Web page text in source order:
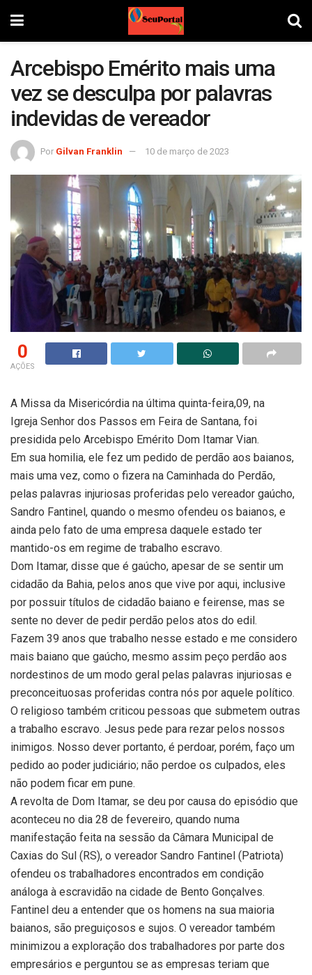
Arcebispo Emérito mais uma
vez se desculpa por palavras
indevidas de vereador
Por Gilvan Franklin 10 de março de 2023
0
AÇÕES
A Missa da Misericórdia na última quinta-feira,09, na
Igreja Senhor dos Passos em Feira de Santana, foi
presidida pelo Arcebispo Emérito Dom Itamar Vian.
Em sua homilia, ele fez um pedido de perdão aos baianos,
mais uma vez, como o fizera na Caminhada do Perdão,
pelas palavras injuriosas proferidas pelo vereador gaúcho,
Sandro Fantinel, quando o mesmo ofendeu os baianos, e
ainda pelo fato de uma empresa daquele estado ter
mantido-os em regime de trabalho escravo.
Dom Itamar, disse que é gaúcho, apesar de se sentir um
cidadão da Bahia, pelos anos que vive por aqui, inclusive
por possuir títulos de cidadão baiano e feirense, mas se
sente no dever de pedir perdão pelos atos do edil.
Fazem 39 anos que trabalho nesse estado e me considero
mais baiano que gaúcho, mesmo assim peço perdão aos
nordestinos de um modo geral pelas palavras injuriosas e
preconceituosas proferidas contra nós por aquele político.
O religioso também criticou pessoas que submetem outras
a trabalho escravo. Jesus pede para rezar pelos nossos
inimigos. Nosso dever portanto, é perdoar, porém, faço um
pedido ao poder judiciário; não perdoe os culpados, eles
não podem ficar em pune.
A revolta de Dom Itamar, se deu por causa do episódio que
aconteceu no dia 28 de fevereiro, quando numa
manifestação feita na sessão da Câmara Municipal de
Caxias do Sul (RS), o vereador Sandro Fantinel (Patriota)
ofendeu os trabalhadores encontrados em condição
análoga à escravidão na cidade de Bento Gonçalves.
Fantinel deu a entender que os homens na sua maioria
baianos, são preguiçosos e sujos. O vereador também
minimizou a exploração dos trabalhadores por parte dos
empresários e perguntou se as empresas teriam que